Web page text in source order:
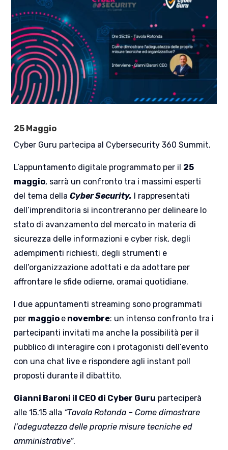
25 Maggio
Cyber Guru partecipa al Cybersecurity 360 Summit.
L’appuntamento digitale programmato per il 25
maggio, sarrà un confronto tra i massimi esperti
del tema dellaCyber Security. I rappresentati
dell’imprenditoria si incontreranno per delineare lo
stato di avanzamento del mercato in materia di
sicurezza delle informazioni e cyber risk, degli
adempimenti richiesti, degli strumenti e
dell’organizzazione adottati e da adottare per
affrontare le sfide odierne, oramai quotidiane.
I due appuntamenti streaming sono programmati
per maggio e novembre: un intenso confronto tra i
partecipanti invitati ma anche la possibilità per il
pubblico di interagire con i protagonisti dell’evento
con una chat live e rispondere agli instant poll
proposti durante il dibattito.
Gianni Baroni il CEO di Cyber Guru parteciperà
alle 15.15 alla “Tavola Rotonda – Come dimostrare
l’adeguatezza delle proprie misure tecniche ed
amministrative”.